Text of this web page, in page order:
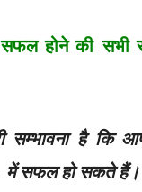
होने की सभी
सम्भावना है कि
में सफल हो सकते हैं।